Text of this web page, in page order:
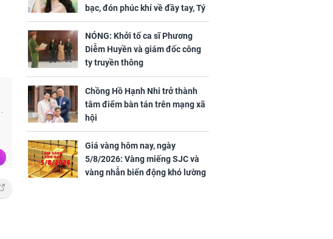
bạc, đón phúc khí về đầy tay, Tý
- Mão công việc khó khăn, tiền
bạc đội nón ra đi
NÓNG: Khởi tố ca sĩ Phương
Diễm Huyền và giám đốc công
ty truyền thông
Chồng Hồ Hạnh Nhi trở thành
tâm điểm bàn tán trên mạng xã
hội
Giá vàng hôm nay, ngày
5/8/2026: Vàng miếng SJC và
vàng nhẫn biến động khó lường